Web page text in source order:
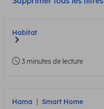
Habitat
3 minutes de lecture
Hama Smart Home